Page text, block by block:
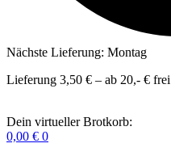
Nächste Lieferung: Montag
Lieferung 3,50 € – ab 20,- €
Dein virtueller Brotkorb:
0,00 € 0